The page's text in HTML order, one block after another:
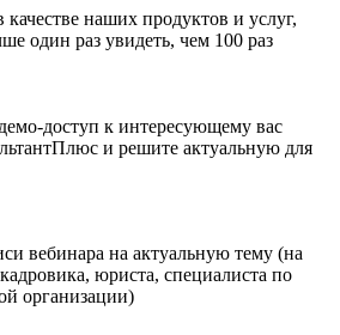
наших продуктов и услуг,
один раз увидеть, чем 100 раз
доступ к интересующему вас
и решите актуальную для
вебинара на актуальную тему (на
юриста, специалиста по
организации)